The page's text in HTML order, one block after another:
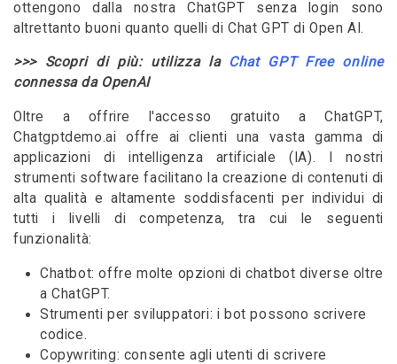
ottengono dalla nostra ChatGPT senza login sono
altrettanto buoni quanto quelli di Chat GPT di Open AI.
>>> Scopri di più: utilizza la Chat GPT Free online
connessa da OpenAI
Oltre a offrire l'accesso gratuito a ChatGPT,
Chatgptdemo.ai offre ai clienti una vasta gamma di
applicazioni di intelligenza artificiale (IA). I nostri
strumenti software facilitano la creazione di contenuti di
alta qualità e altamente soddisfacenti per individui di
tutti i livelli di competenza, tra cui le seguenti
funzionalità:
Chatbot: offre molte opzioni di chatbot diverse oltre
a ChatGPT.
Strumenti per sviluppatori: i bot possono scrivere
codice.
Copywriting: consente agli utenti di scrivere